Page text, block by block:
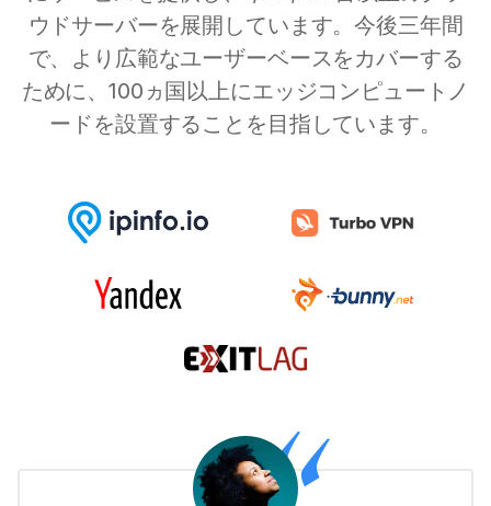
ウドサーバーを展開しています。今後三年間
で、より広範なユーザーベースをカバーする
ために、100ヵ国以上にエッジコンピュートノ
ードを設置することを目指しています。